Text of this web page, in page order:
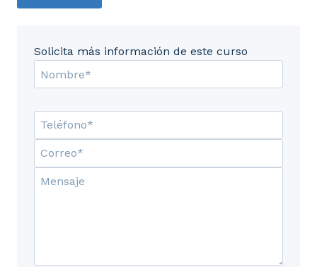
Solicita más información de este curso